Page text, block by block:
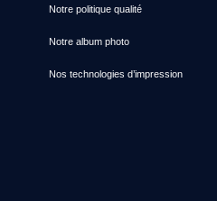
Notre politique qualité
Notre album photo
Nos technologies d’impression